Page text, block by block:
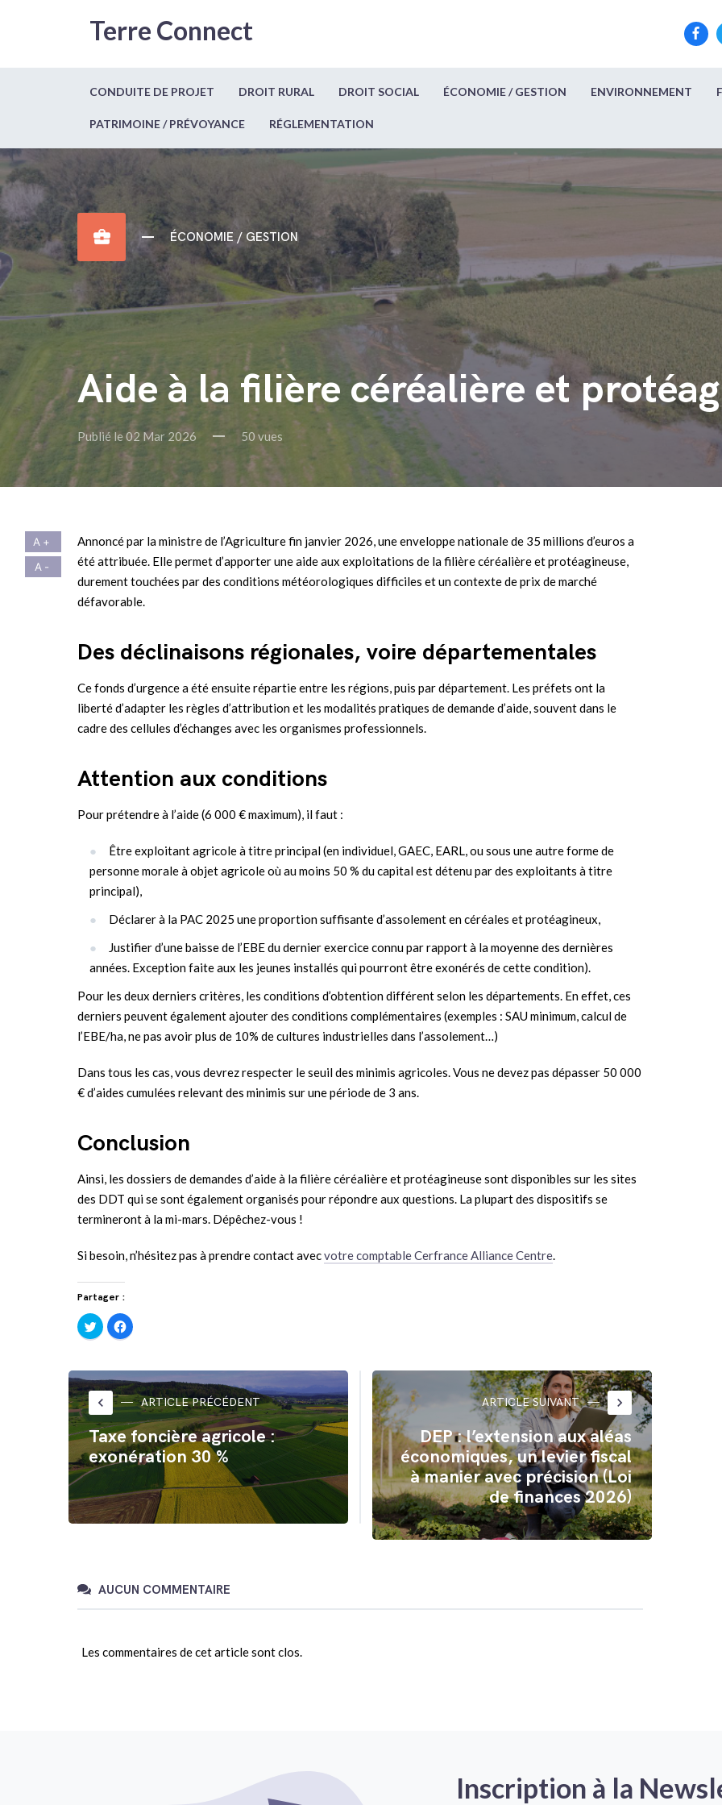
Terre Connect
CONDUITE DE PROJET DROIT RURAL DROIT SOCIAL ÉCONOMIE / GESTION ENVIRONNEMENT
PATRIMOINE / PRÉVOYANCE RÉGLEMENTATION
business_center ÉCONOMIE / GESTION
Aide à la filière céréalière et
Publié le 02 Mar 2026 50 vues
Annoncé par la ministre de l’Agriculture fin janvier 2026, une enveloppe nationale de 35 millions d’euros a
été attribuée. Elle permet d’apporter une aide aux exploitations de la filière céréalière et protéagineuse,
durement touchées par des conditions météorologiques difficiles et un contexte de prix de marché
défavorable.
Des déclinaisons régionales, voire départementales
Ce fonds d’urgence a été ensuite répartie entre les régions, puis par département. Les préfets ont la
liberté d’adapter les règles d’attribution et les modalités pratiques de demande d’aide, souvent dans le
cadre des cellules d’échanges avec les organismes professionnels.
Attention aux conditions
Pour prétendre à l’aide (6 000 € maximum), il faut :
Être exploitant agricole à titre principal (en individuel, GAEC, EARL, ou sous une autre forme de
personne morale à objet agricole où au moins 50 % du capital est détenu par des exploitants à titre
principal),
Déclarer à la PAC 2025 une proportion suffisante d’assolement en céréales et protéagineux,
Justifier d’une baisse de l’EBE du dernier exercice connu par rapport à la moyenne des dernières
années. Exception faite aux les jeunes installés qui pourront être exonérés de cette condition).
Pour les deux derniers critères, les conditions d’obtention différent selon les départements. En effet, ces
derniers peuvent également ajouter des conditions complémentaires (exemples : SAU minimum, calcul de
l’EBE/ha, ne pas avoir plus de 10% de cultures industrielles dans l’assolement…)
Dans tous les cas, vous devrez respecter le seuil des minimis agricoles. Vous ne devez pas dépasser 50 000
€ d’aides cumulées relevant des minimis sur une période de 3 ans.
Conclusion
Ainsi, les dossiers de demandes d’aide à la filière céréalière et protéagineuse sont disponibles sur les sites
des DDT qui se sont également organisés pour répondre aux questions. La plupart des dispositifs se
termineront à la mi-mars. Dépêchez-vous !
Si besoin, n’hésitez pas à prendre contact avecvotre comptable Cerfrance Alliance Centre.
Partager :
Cliquez
pour
partager
dans
une
nouvelle
fenêtre)
Cliquez
pour
partager
dans
une
nouvelle
fenêtre)
keyboard_arrow_left ARTICLE PRÉCÉDENT
Taxe foncière agricole :
exonération 30 %
ARTICLE SUIVANT keyboard_arrow_right
DEP : l’extension aux aléas
économiques, un levier fiscal
à manier avec précision (Loi
de finances 2026)
AUCUN COMMENTAIRE
Les commentaires de cet article sont clos.
Inscription à la